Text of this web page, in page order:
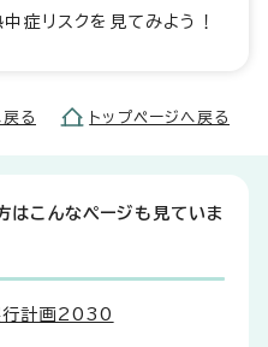
症リスクを見てみよう！
る トップページへ戻る
はこんなページも見ていま
行計画2030